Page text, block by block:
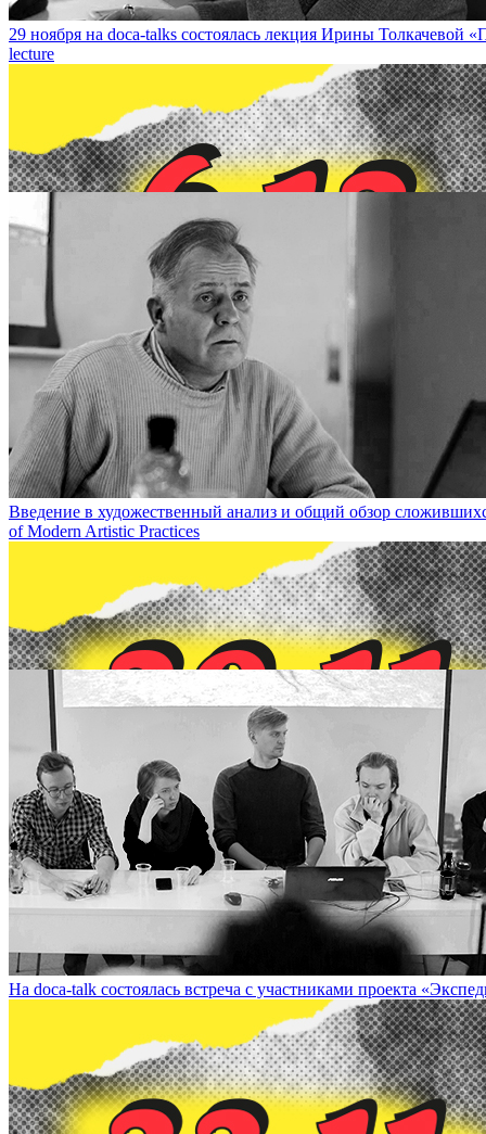
29 ноября на doca-talks состоялась лекция Ирины Толкачевой
lecture
6 декабря конференция «Почему цветы не растут сквозь
Введение в художественный анализ и общий обзор
of Modern Artistic Practices
29 ноября – лекция Ирины Толкачевой «Про девочек» /
На doca-talk состоялась встреча с участниками проекта